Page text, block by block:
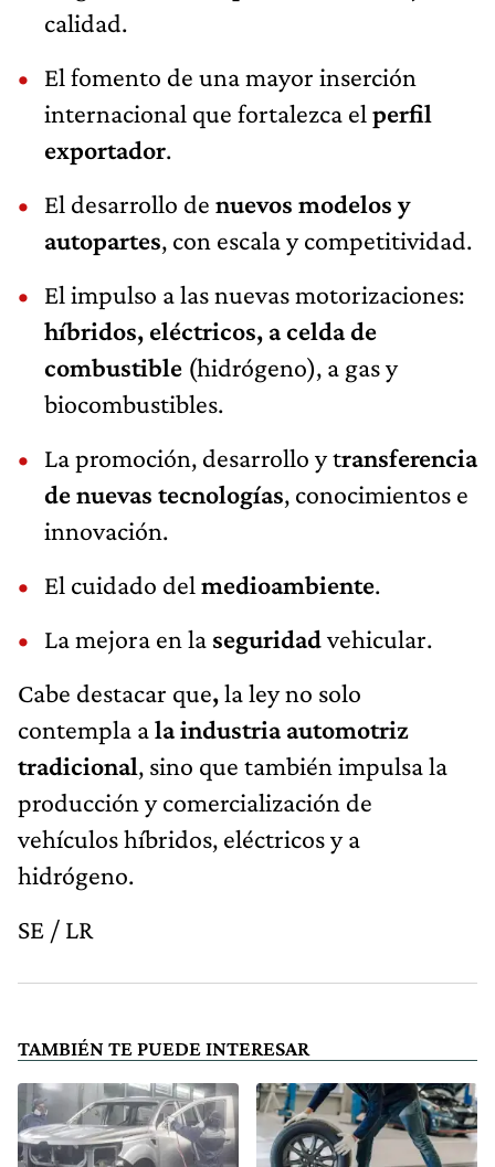
calidad.
El fomento de una mayor inserción
internacional que fortalezca el perfil
exportador.
El desarrollo de nuevos modelos y
autopartes, con escala y competitividad.
El impulso a las nuevas motorizaciones:
híbridos, eléctricos, a celda de
combustible (hidrógeno), a gas y
biocombustibles.
La promoción, desarrollo y transferencia
de nuevas tecnologías, conocimientos e
innovación.
El cuidado del medioambiente.
La mejora en la seguridadvehicular.
Cabe destacar que,la ley no solo
contempla ala industria automotriz
tradicional, sino que también impulsa la
producción y comercialización de
vehículos híbridos, eléctricos y a
hidrógeno.
SE / LR
TAMBIÉN TE PUEDE INTERESAR